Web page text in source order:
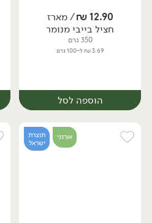
יח׳ ק״ג
12.90
₪/ מארז
חציל בייבי מנומר
350 גרם
3.69 ₪ ל-100 גרם
הוספה לסל
אורגני
תוצרת
ישראל